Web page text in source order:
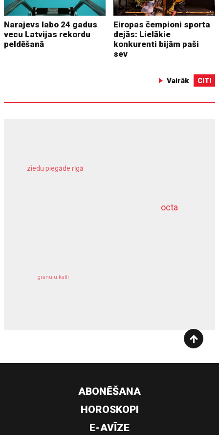
Narajevs labo 24 gadus
vecu Latvijas rekordu
peldēšanā
Eiropas čempioni sporta
dejās: Lielākie
konkurenti bijām paši
sev
Vairāk CITI
octa
ziedu piegāde rīgā
granulu katli
dziļurbums
ABONĒŠANA
HOROSKOPI
E-AVĪZE